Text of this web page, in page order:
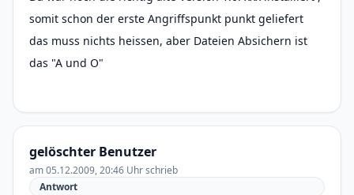
somit schon der erste Angriffspunkt punkt geliefert
das muss nichts heissen, aber Dateien Absichern ist
das "A und O"
gelöschter Benutzer
am 05.12.2009, 20:46 Uhr schrieb
Antwort